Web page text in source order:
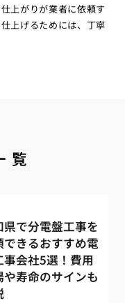
上がりが業者に依頼す
上げるためには、丁寧
覧
県で分電盤工事を
できるおすすめ電
事会社5選！費用
や寿命のサインも